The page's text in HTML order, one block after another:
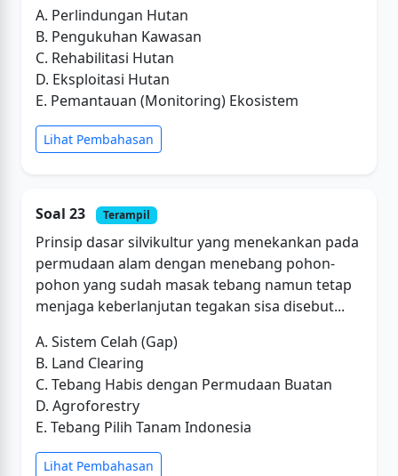
A. Perlindungan Hutan
B. Pengukuhan Kawasan
C. Rehabilitasi Hutan
D. Eksploitasi Hutan
E. Pemantauan (Monitoring) Ekosistem
Lihat Pembahasan
Soal 23 Terampil
Prinsip dasar silvikultur yang menekankan pada
permudaan alam dengan menebang pohon-
pohon yang sudah masak tebang namun tetap
menjaga keberlanjutan tegakan sisa disebut...
A. Sistem Celah (Gap)
B. Land Clearing
C. Tebang Habis dengan Permudaan Buatan
D. Agroforestry
E. Tebang Pilih Tanam Indonesia
Lihat Pembahasan